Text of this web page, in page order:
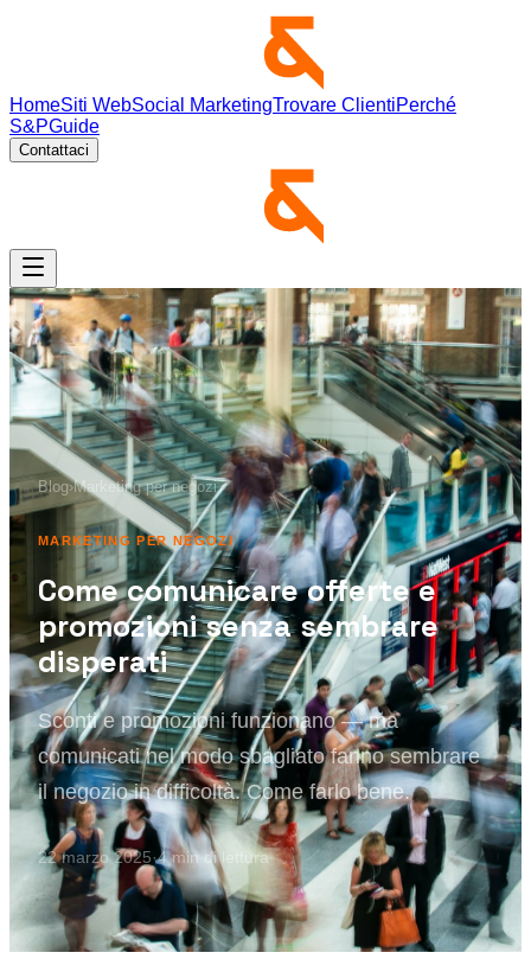
HomeSiti WebSocial MarketingTrovare ClientiPerché
S&PGuide
Contattaci
Blog›Marketing per negozi
MARKETING PER NEGOZI
Come comunicare offerte e
promozioni senza sembrare
disperati
Sconti e promozioni funzionano — ma
comunicati nel modo sbagliato fanno sembrare
il negozio in difficoltà. Come farlo bene.
22 marzo 2025·4min di lettura